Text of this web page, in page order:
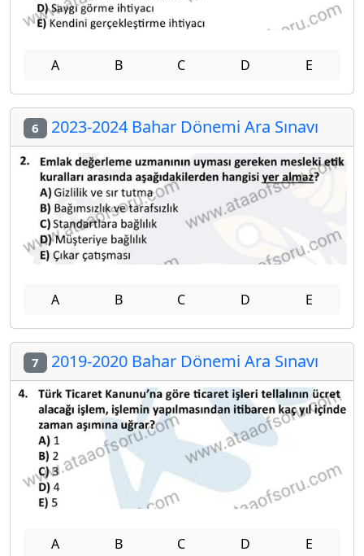
A B C D E
6 2023-2024 Bahar Dönemi Ara Sınavı
A B C D E
7 2019-2020 Bahar Dönemi Ara Sınavı
A B C D E